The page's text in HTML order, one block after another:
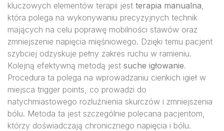
kluczowych elementów terapii jest terapia manualna,
która polega na wykonywaniu precyzyjnych technik
mających na celu poprawę mobilności stawów oraz
zmniejszenie napięcia mięśniowego. Dzięki temu pacjent
szybciej odzyskuje pełny zakres ruchu w ramieniu.
Kolejną efektywną metodą jest suche igłowanie.
Procedura ta polega na wprowadzaniu cienkich igieł w
miejsca trigger points, co prowadzi do
natychmiastowego rozluźnienia skurczów i zmniejszenia
bólu. Metoda ta jest szczególnie polecana pacjentom,
którzy doświadczają chronicznego napięcia i bólu.